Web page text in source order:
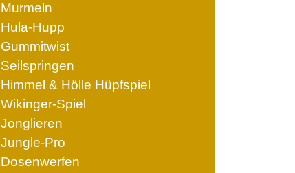
Murmeln
Hula-Hupp
Gummitwist
Seilspringen
Himmel & Hölle Hüpfspiel
Wikinger-Spiel
Jonglieren
Jungle-Pro
Dosenwerfen